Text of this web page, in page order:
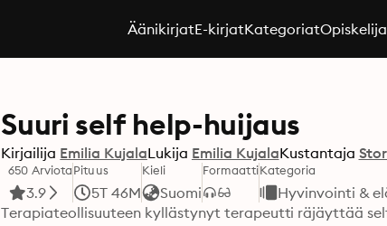
ÄänikirjatE-kirjatKategoriat
Suuri self help-huijaus
Kirjailija Emilia KujalaLukija Emilia KujalaKustantaja
650 Arviota
3.9
Pituus
5T 46M
Kieli
Suomi
FormaattiKategoria
Hyvinvointi &
Terapiateollisuuteen kyllästynyt terapeutti räjäyttää